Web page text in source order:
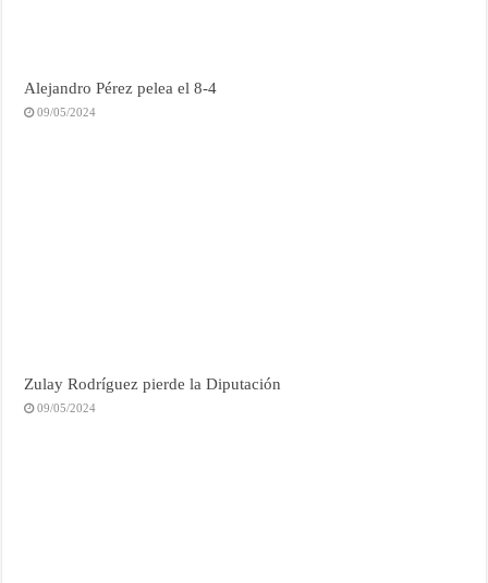
Alejandro Pérez pelea el 8-4
09/05/2024
Zulay Rodríguez pierde la Diputación
09/05/2024